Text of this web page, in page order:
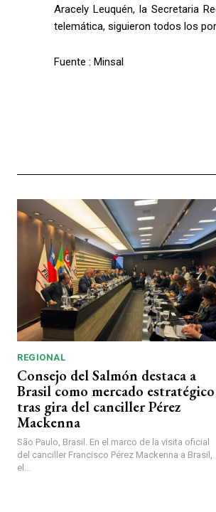
Aracely Leuquén, la Secretaria
telemática, siguieron todos los
Fuente : Minsal
REGIONAL
Consejo del Salmón destaca a
Brasil como mercado estratégico
tras gira del canciller Pérez
Mackenna
São Paulo, Brasil. En el marco de la visita oficial
del canciller Francisco Pérez Mackenna a Brasil,
el...